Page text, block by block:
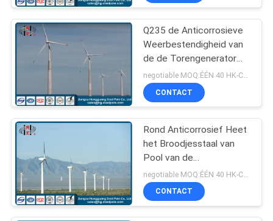
De Structuren van
het
hulpkantoorstaal
43
70
Q235 de Anticorrosieve
Weerbestendigheid van
de de Torengenerator
van Pool van de
Windturbine
CONTACT
Rond Anticorrosief Heet
het Broodjesstaal van
Pool van de
Windgenerator Q235,
Q345
CONTACT